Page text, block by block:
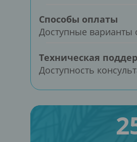
Способы оплаты
Доступные варианты
Техническая
Доступность